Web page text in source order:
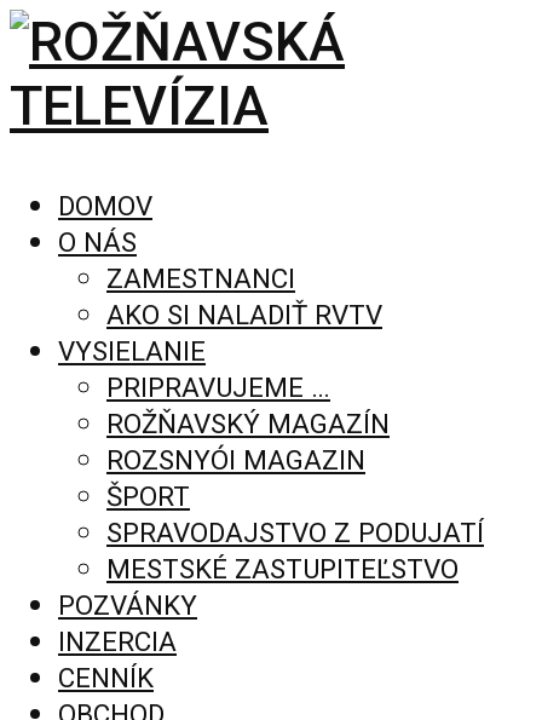
DOMOV
O NÁS
ZAMESTNANCI
AKO SI NALADIŤ RVTV
VYSIELANIE
PRIPRAVUJEME …
ROŽŇAVSKÝ MAGAZÍN
ROZSNYÓI MAGAZIN
ŠPORT
SPRAVODAJSTVO Z PODUJATÍ
MESTSKÉ ZASTUPITEĽSTVO
POZVÁNKY
INZERCIA
CENNÍK
OBCHOD